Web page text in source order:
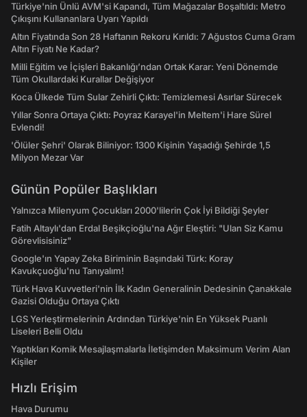
Türkiye'nin Ünlü AVM'si Kapandı, Tüm Mağazalar Boşaltıldı: Metro
Çıkışını Kullananlara Uyarı Yapıldı
Altın Fiyatında Son 28 Haftanın Rekoru Kırıldı: 7 Ağustos Cuma Gram
Altın Fiyatı Ne Kadar?
Milli Eğitim ve İçişleri Bakanlığı’ndan Ortak Karar: Yeni Dönemde
Tüm Okullardaki Kurallar Değişiyor
Koca Ülkede Tüm Sular Zehirli Çıktı: Temizlemesi Asırlar Sürecek
Yıllar Sonra Ortaya Çıktı: Poyraz Karayel'in Meltem'i Hare Sürel
Evlendi!
'Ölüler Şehri' Olarak Biliniyor: 1300 Kişinin Yaşadığı Şehirde 1,5
Milyon Mezar Var
Günün Popüler Başlıkları
Yalnızca Milenyum Çocukları 2000'lilerin Çok İyi Bildiği Şeyler
Fatih Altaylı'dan Erdal Beşikçioğlu'na Ağır Eleştiri: "Ulan Siz Kamu
Görevlisisiniz"
Google'ın Yapay Zeka Biriminin Başındaki Türk: Koray
Kavukçuoğlu'nu Tanıyalım!
Türk Hava Kuvvetleri'nin İlk Kadın Generalinin Dedesinin Çanakkale
Gazisi Olduğu Ortaya Çıktı
LGS Yerleştirmelerinin Ardından Türkiye'nin En Yüksek Puanlı
Liseleri Belli Oldu
Yaptıkları Komik Mesajlaşmalarla İletişimden Maksimum Verim Alan
Kişiler
Hızlı Erişim
Hava Durumu